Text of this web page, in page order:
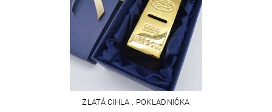
ZLATÁ CIHLA . POKLADNIČKA